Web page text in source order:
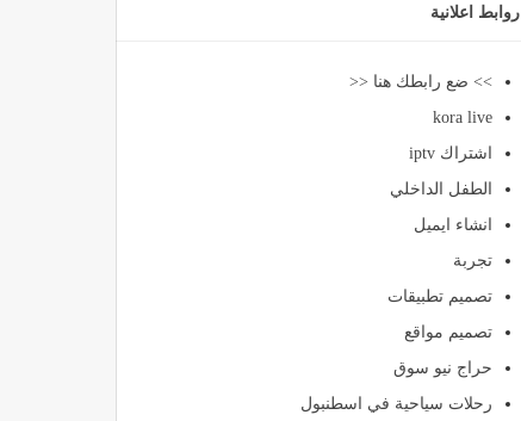
روابط اعلانية
>> ضع رابطك هنا <<
kora live
اشتراك iptv
الطفل الداخلي
انشاء ايميل
تجربة
تصميم تطبيقات
تصميم مواقع
حراج نيو سوق
رحلات سياحية في اسطنبول